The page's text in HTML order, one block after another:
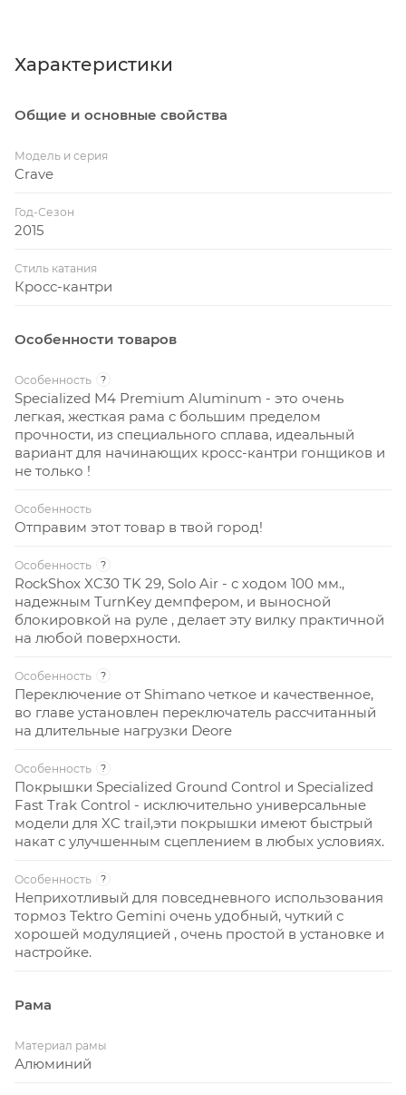
Характеристики
Общие и основные свойства
Модель и серия
Crave
Год-Сезон
2015
Стиль катания
Кросс-кантри
Особенности товаров
Особенность ?
Specialized M4 Premium Aluminum - это очень
легкая, жесткая рама с большим пределом
прочности, из специального сплава, идеальный
вариант для начинающих кросс-кантри гонщиков и
не только !
Особенность
Отправим этот товар в твой город!
Особенность ?
RockShox XC30 TK 29, Solo Air - с ходом 100 мм.,
надежным TurnKey демпфером, и выносной
блокировкой на руле , делает эту вилку практичной
на любой поверхности.
Особенность ?
Переключение от Shimano четкое и качественное,
во главе установлен переключатель рассчитанный
на длительные нагрузки Deore
Особенность ?
Покрышки Specialized Ground Control и Specialized
Fast Trak Control - исключительно универсальные
модели для XC trail,эти покрышки имеют быстрый
накат с улучшенным сцеплением в любых условиях.
Особенность ?
Неприхотливый для повседневного использования
тормоз Tektro Gemini очень удобный, чуткий с
хорошей модуляцией , очень простой в установке и
настройке.
Рама
Материал рамы
Алюминий